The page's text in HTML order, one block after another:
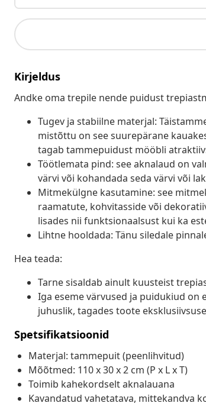
Kirjeldus
Andke oma trepile nende puidust
Tugev ja stabiilne materjal:
mistõttu on see suurepärane
tagab tammepuidust mööbli
Töötlemata pind: see aknalaud on
värvi või kohandada seda värvi või
Mitmekülgne kasutamine: see
raamatute, kohvitasside või
lisades nii funktsionaalsust kui ka
Lihtne hooldada: Tänu siledale
Hea teada:
Tarne sisaldab ainult kuusteist
Iga eseme värvused ja puidukiud on
juhuslik, tagades toote
Spetsifikatsioonid
Materjal: tammepuit (peenlihvitud)
Mõõtmed: 110 x 30 x 2 cm (P x L x T)
Toimib kahekordselt aknalauana
Kavandatud vahetatava, mittekandva